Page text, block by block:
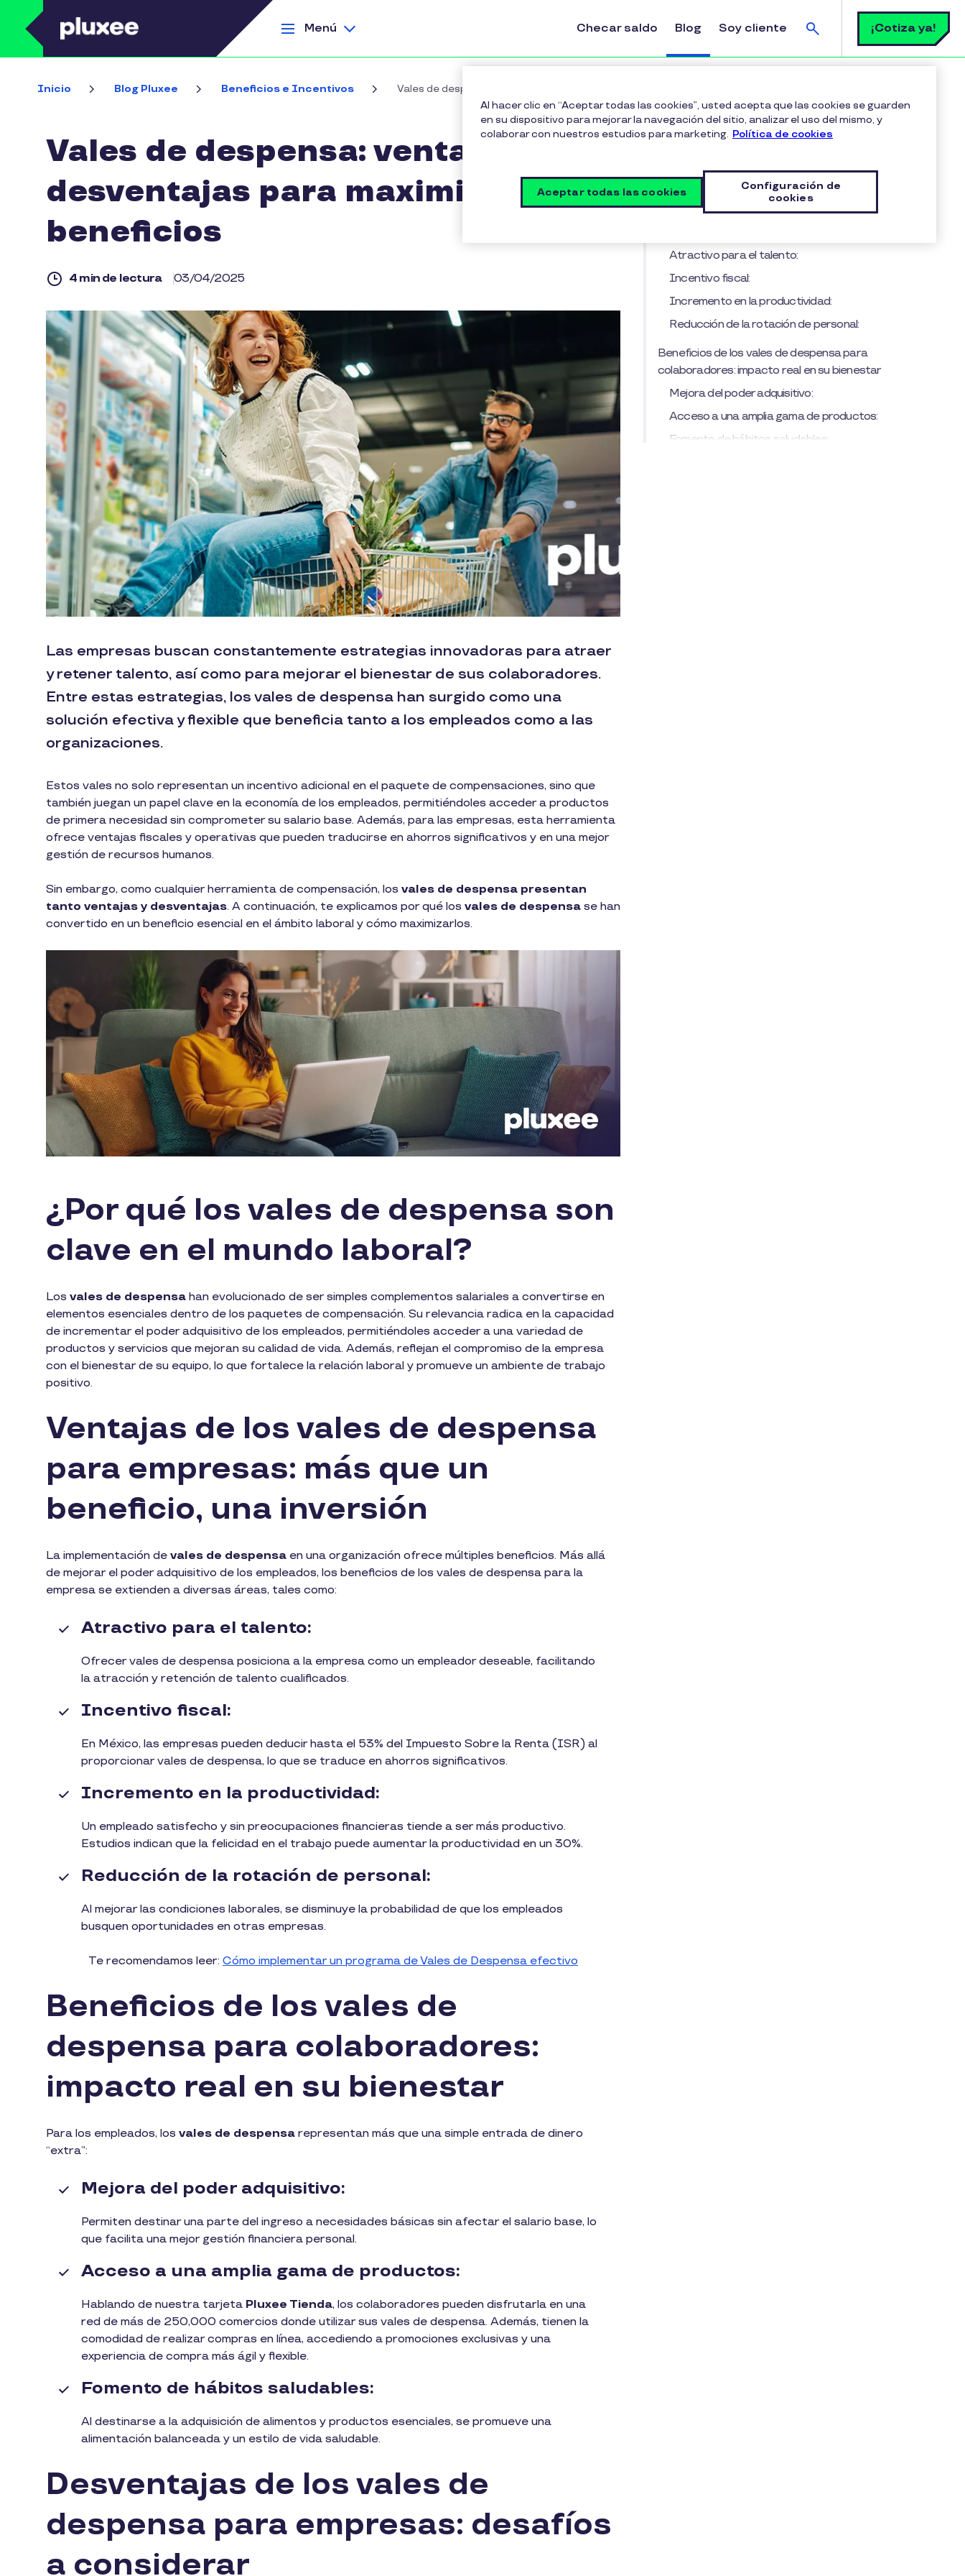
Pasar al contenido principal
Menú
Checar saldo Blog Soy cliente
Buscar
¡Cotiza ya!
Inicio Blog Pluxee Beneficios e Incentivos Vales de despensa: ventajas y desventajas para maximizar sus beneficios
Vales de despensa: ventajas y
desventajas para maximizar sus
beneficios
4 min de lectura 03/04/2025
Las empresas buscan constantemente estrategias innovadoras para atraer
y retener talento, así como para mejorar el bienestar de sus colaboradores.
Entre estas estrategias, los vales de despensa han surgido como una
solución efectiva y flexible que beneficia tanto a los empleados como a las
organizaciones.
Estos vales no solo representan un incentivo adicional en el paquete de compensaciones, sino que
también juegan un papel clave en la economía de los empleados, permitiéndoles acceder a productos
de primera necesidad sin comprometer su salario base. Además, para las empresas, esta herramienta
ofrece ventajas fiscales y operativas que pueden traducirse en ahorros significativos y en una mejor
gestión de recursos humanos.
Sin embargo, como cualquier herramienta de compensación, los vales de despensa presentan
tanto ventajas y desventajas. A continuación, te explicamos por qué los vales de despensa se han
convertido en un beneficio esencial en el ámbito laboral y cómo maximizarlos.
¿Por qué los vales de despensa son
clave en el mundo laboral?
Los vales de despensa han evolucionado de ser simples complementos salariales a convertirse en
elementos esenciales dentro de los paquetes de compensación. Su relevancia radica en la capacidad
de incrementar el poder adquisitivo de los empleados, permitiéndoles acceder a una variedad de
productos y servicios que mejoran su calidad de vida. Además, reflejan el compromiso de la empresa
con el bienestar de su equipo, lo que fortalece la relación laboral y promueve un ambiente de trabajo
positivo.
Ventajas de los vales de despensa
para empresas: más que un
beneficio, una inversión
La implementación de vales de despensa en una organización ofrece múltiples beneficios. Más allá
de mejorar el poder adquisitivo de los empleados, los beneficios de los vales de despensa para la
empresa se extienden a diversas áreas, tales como:
Atractivo para el talento:
Ofrecer vales de despensa posiciona a la empresa como un empleador deseable, facilitando
la atracción y retención de talento cualificados.
Incentivo fiscal:
En México, las empresas pueden deducir hasta el 53% del Impuesto Sobre la Renta (ISR) al
proporcionar vales de despensa, lo que se traduce en ahorros significativos.
Incremento en la productividad:
Un empleado satisfecho y sin preocupaciones financieras tiende a ser más productivo.
Estudios indican que la felicidad en el trabajo puede aumentar la productividad en un 30%.
Reducción de la rotación de personal:
Al mejorar las condiciones laborales, se disminuye la probabilidad de que los empleados
busquen oportunidades en otras empresas.
Te recomendamos leer: Cómo implementar un programa de Vales de Despensa efectivo
Beneficios de los vales de
despensa para colaboradores:
impacto real en su bienestar
Para los empleados, los vales de despensa representan más que una simple entrada de dinero
“extra”:
Mejora del poder adquisitivo:
Permiten destinar una parte del ingreso a necesidades básicas sin afectar el salario base, lo
que facilita una mejor gestión financiera personal.
Acceso a una amplia gama de productos:
Hablando de nuestra tarjeta Pluxee Tienda, los colaboradores pueden disfrutarla en una
red de más de 250,000 comercios donde utilizar sus vales de despensa. Además, tienen la
comodidad de realizar compras en línea, accediendo a promociones exclusivas y una
experiencia de compra más ágil y flexible.
Fomento de hábitos saludables:
Al destinarse a la adquisición de alimentos y productos esenciales, se promueve una
alimentación balanceada y un estilo de vida saludable.
Desventajas de los vales de
despensa para empresas: desafíos
a considerar
Tabla de contenido
¿Por qué los vales de despensa son clave en
el mundo laboral?
Ventajas de los vales de despensa para
Atractivo para el talento:
Incentivo fiscal:
Incremento en la productividad:
Reducción de la rotación de personal:
Beneficios de los vales de despensa para
colaboradores: impacto real en su bienestar
Mejora del poder adquisitivo:
Acceso a una amplia gama de productos:
Fomento de hábitos saludables:
Al hacer clic en “Aceptar todas las cookies”, usted acepta que las cookies se guarden
en su dispositivo para mejorar la navegación del sitio, analizar el uso del mismo, y
colaborar con nuestros estudios para marketing. Política de cookies
Configuración de
cookies
Aceptar todas las cookies